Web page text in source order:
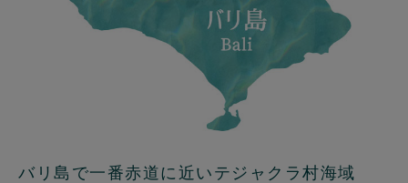
バリ島で一番赤道に近いテジャクラ村海域